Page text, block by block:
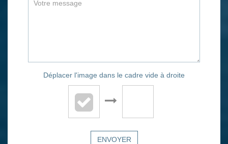
Déplacer l'image dans le cadre vide à droite
ENVOYER